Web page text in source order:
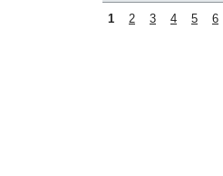
1 2 3 4 5 6